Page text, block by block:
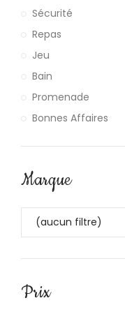
Sécurité
Repas
Jeu
Bain
Promenade
Bonnes Affaires
Marque
(aucun filtre)
Prix